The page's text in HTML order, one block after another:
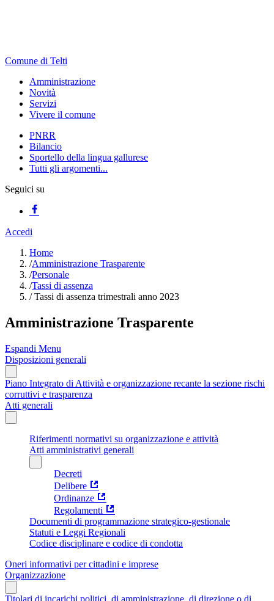
Comune di Telti
Amministrazione
Novità
Servizi
Vivere il comune
PNRR
Bilancio
Sportello della lingua gallurese
Tutti gli argomenti...
Seguici su
Accedi
Home
/Amministrazione Trasparente
/Personale
/Tassi di assenza
/Tassi di assenza trimestrali anno 2023
Amministrazione Trasparente
Espandi Menu
Disposizioni generali
Piano Integrato di Attività e organizzazione recante la sezione rischi
corruttivi e trasparenza
Atti generali
Riferimenti normativi su organizzazione e attività
Atti amministrativi generali
Decreti
Delibere
Ordinanze
Regolamenti
Documenti di programmazione strategico-gestionale
Statuti e Leggi Regionali
Codice disciplinare e codice di condotta
Oneri informativi per cittadini e imprese
Organizzazione
Titolari di incarichi politici, di amministrazione, di direzione o di